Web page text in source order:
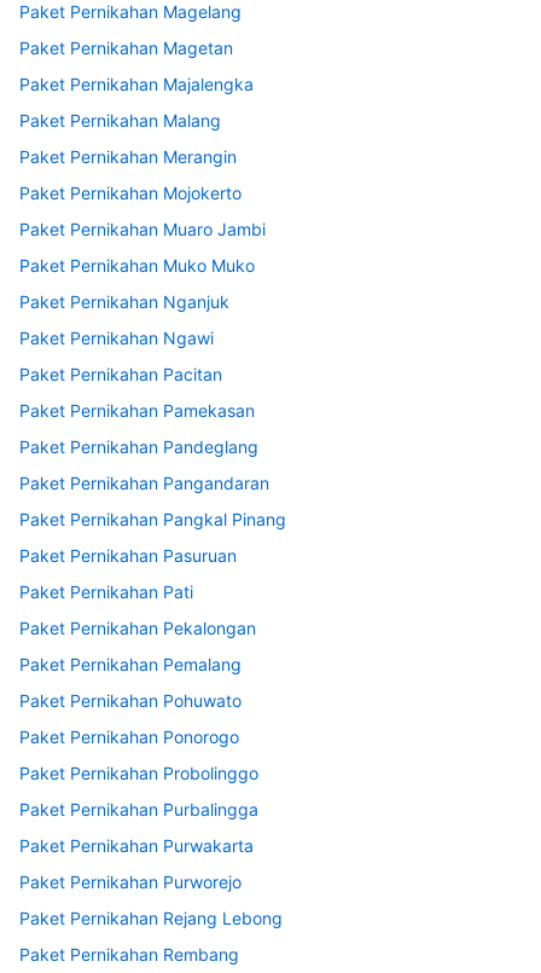
Paket Pernikahan Magelang
Paket Pernikahan Magetan
Paket Pernikahan Majalengka
Paket Pernikahan Malang
Paket Pernikahan Merangin
Paket Pernikahan Mojokerto
Paket Pernikahan Muaro Jambi
Paket Pernikahan Muko Muko
Paket Pernikahan Nganjuk
Paket Pernikahan Ngawi
Paket Pernikahan Pacitan
Paket Pernikahan Pamekasan
Paket Pernikahan Pandeglang
Paket Pernikahan Pangandaran
Paket Pernikahan Pangkal Pinang
Paket Pernikahan Pasuruan
Paket Pernikahan Pati
Paket Pernikahan Pekalongan
Paket Pernikahan Pemalang
Paket Pernikahan Pohuwato
Paket Pernikahan Ponorogo
Paket Pernikahan Probolinggo
Paket Pernikahan Purbalingga
Paket Pernikahan Purwakarta
Paket Pernikahan Purworejo
Paket Pernikahan Rejang Lebong
Paket Pernikahan Rembang